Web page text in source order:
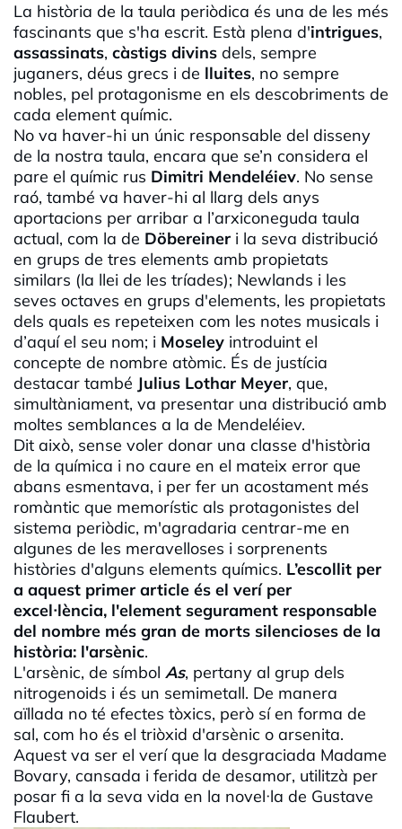
La història de la taula periòdica és una de les més
fascinants que s'ha escrit. Està plena d'intrigues,
assassinats, càstigs divins dels, sempre
juganers, déus grecs i de lluites, no sempre
nobles, pel protagonisme en els descobriments de
cada element químic.
No va haver-hi un únic responsable del disseny
de la nostra taula, encara que se’n considera el
pare el químic rus Dimitri Mendeléiev. No sense
raó, també va haver-hi al llarg dels anys
aportacions per arribar a l’arxiconeguda taula
actual, com la de Döbereiner i la seva distribució
en grups de tres elements amb propietats
similars (la llei de les tríades); Newlands i les
seves octaves en grups d'elements, les propietats
dels quals es repeteixen com les notes musicals i
d’aquí el seu nom; i Moseley introduint el
concepte de nombre atòmic. És de justícia
destacar també Julius Lothar Meyer, que,
simultàniament, va presentar una distribució amb
moltes semblances a la de Mendeléiev.
Dit això, sense voler donar una classe d'història
de la química i no caure en el mateix error que
abans esmentava, i per fer un acostament més
romàntic que memorístic als protagonistes del
sistema periòdic, m'agradaria centrar-me en
algunes de les meravelloses i sorprenents
històries d'alguns elements químics. L’escollit per
a aquest primer article és el verí per
excel·lència, l'element segurament responsable
del nombre més gran de morts silencioses de la
història: l'arsènic.
L'arsènic, de símbol As, pertany al grup dels
nitrogenoids i és un semimetall. De manera
aïllada no té efectes tòxics, però sí en forma de
sal, com ho és el triòxid d'arsènic o arsenita.
Aquest va ser el verí que la desgraciada Madame
Bovary, cansada i ferida de desamor, utilitzà per
posar fi a la seva vida en la novel·la de Gustave
Flaubert.